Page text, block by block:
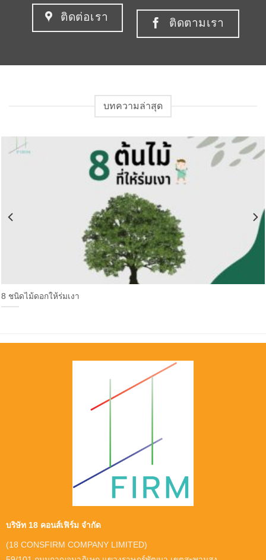
ติดต่อเรา ติดตามเรา
บทความล่าสุด
8 ชนิดไม้ดอกให้ร่มเงา
บริษัท 18 คอนส์เฟิร์ม จำกัด
(18 CONSFIRM COMPANY LIMITED)